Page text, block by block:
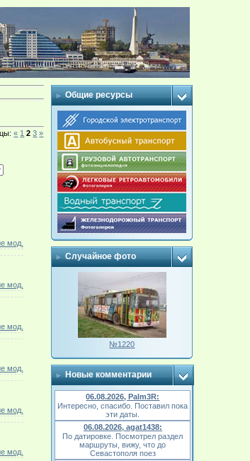
:« 1 2 3 »
мод.
мод.
мод.
мод.
мод.
мод.
Общие ресурсы
Случайное фото
№1220
Новые комментарии
06.08.2026, Palm3R:
Интересно, спасибо. Поставил пока
эти даты.
06.08.2026, agat1438:
По датировке. Посмотрел раздел
маршруты, вижу, что до
Севастополя поез